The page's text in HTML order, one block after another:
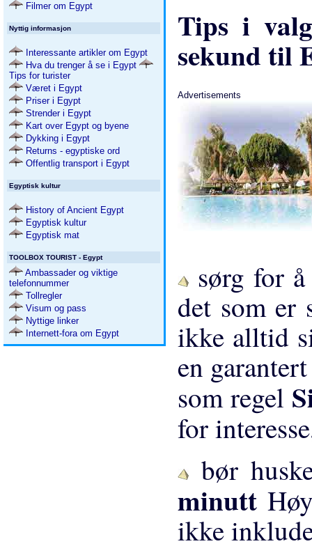
Filmer om Egypt
Nyttig informasjon
Interessante artikler om Egypt
Hva du trenger å se i Egypt
Tips for turister
Været i Egypt
Priser i Egypt
Strender i Egypt
Kart over Egypt og byene
Dykking i Egypt
Returns - egyptiske ord
Offentlig transport i Egypt
Egyptisk kultur
History of Ancient Egypt
Egyptisk kultur
Egyptisk mat
TOOLBOX TOURIST - Egypt
Ambassader og viktige
telefonnummer
Tollregler
Visum og pass
Nyttige linker
Internett-fora om Egypt
Tips i
sekund til
Advertisements
sørg for
det som er
ikke alltid
en
som regel
for
bør
minutt
ikke